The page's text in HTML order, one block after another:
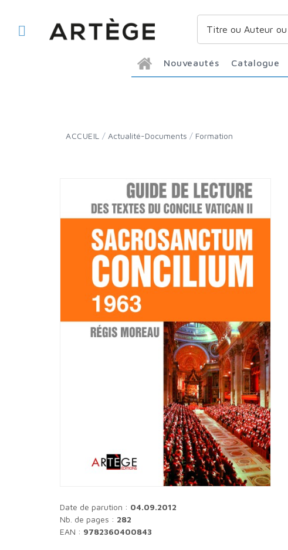
Nouveautés Catalogue
ACCUEIL / Actualité-Documents / Formation
Date de parution : 04.09.2012
Nb. de pages : 282
EAN : 9782360400843